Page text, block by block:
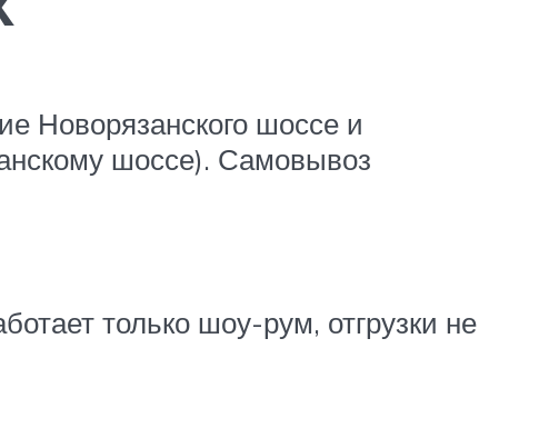
Новорязанского шоссе и
шоссе). Самовывоз
только шоу-рум, отгрузки не